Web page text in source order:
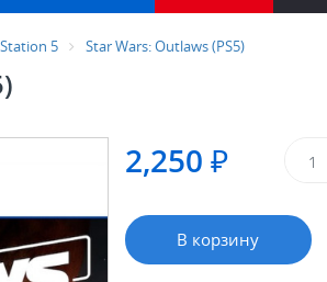
5 Star Wars: Outlaws (PS5)
2,250 ₽
В корзину